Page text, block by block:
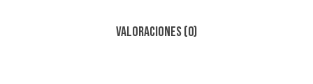
Valoraciones (0)